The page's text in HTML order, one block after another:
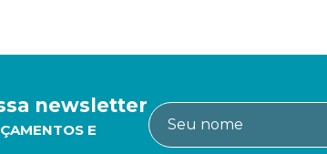
newsletter
E